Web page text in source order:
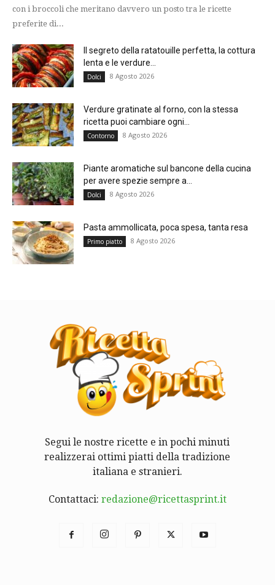
con i broccoli che meritano davvero un posto tra le ricette
preferite di...
Il segreto della ratatouille perfetta, la cottura
lenta e le verdure...
Dolci 8 Agosto 2026
Verdure gratinate al forno, con la stessa
ricetta puoi cambiare ogni...
Contorno 8 Agosto 2026
Piante aromatiche sul bancone della cucina
per avere spezie sempre a...
Dolci 8 Agosto 2026
Pasta ammollicata, poca spesa, tanta resa
Primo piatto 8 Agosto 2026
Segui le nostre ricette e in pochi minuti
realizzerai ottimi piatti della tradizione
italiana e stranieri.
Contattaci: redazione@ricettasprint.it